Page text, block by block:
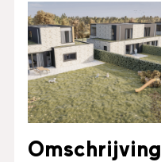
Omschrijving